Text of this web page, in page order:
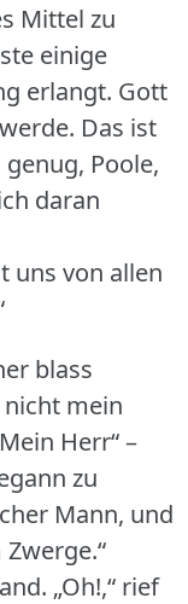
Mittel zu
einige
erlangt. Gott
Das ist
Poole,
daran
uns von allen
blass
nicht mein
Mein Herr“ –
zu
Mann, und
„Oh!,“ rief